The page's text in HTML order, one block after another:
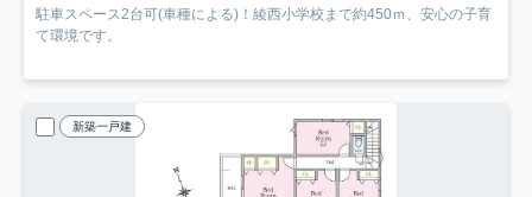
駐車スペース2台可(車種による)！綾西小学校まで約450ｍ、安心の子育
て環境です。
新築一戸建